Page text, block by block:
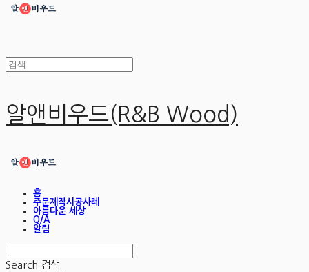
알앤비우드(R&B Wood)
홈
주문제작시공사례
아름다운 세상
Q/A
알림
Search 검색